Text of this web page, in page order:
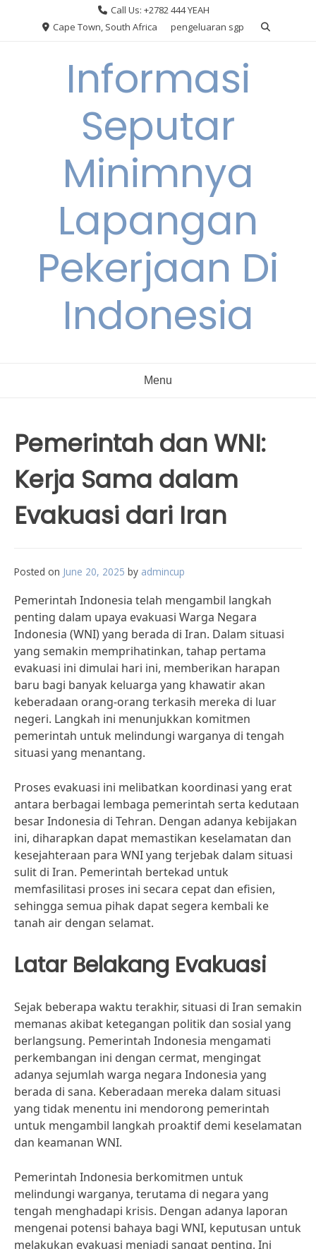
Call Us: +2782 444 YEAH
Cape Town, South Africa
pengeluaran sgp
Informasi
Seputar
Minimnya
Lapangan
Pekerjaan Di
Indonesia
Menu
Pemerintah dan WNI:
Kerja Sama dalam
Evakuasi dari Iran
Posted on June 20, 2025 by admincup
Pemerintah Indonesia telah mengambil langkah
penting dalam upaya evakuasi Warga Negara
Indonesia (WNI) yang berada di Iran. Dalam situasi
yang semakin memprihatinkan, tahap pertama
evakuasi ini dimulai hari ini, memberikan harapan
baru bagi banyak keluarga yang khawatir akan
keberadaan orang-orang terkasih mereka di luar
negeri. Langkah ini menunjukkan komitmen
pemerintah untuk melindungi warganya di tengah
situasi yang menantang.
Proses evakuasi ini melibatkan koordinasi yang erat
antara berbagai lembaga pemerintah serta kedutaan
besar Indonesia di Tehran. Dengan adanya kebijakan
ini, diharapkan dapat memastikan keselamatan dan
kesejahteraan para WNI yang terjebak dalam situasi
sulit di Iran. Pemerintah bertekad untuk
memfasilitasi proses ini secara cepat dan efisien,
sehingga semua pihak dapat segera kembali ke
tanah air dengan selamat.
Latar Belakang Evakuasi
Sejak beberapa waktu terakhir, situasi di Iran semakin
memanas akibat ketegangan politik dan sosial yang
berlangsung. Pemerintah Indonesia mengamati
perkembangan ini dengan cermat, mengingat
adanya sejumlah warga negara Indonesia yang
berada di sana. Keberadaan mereka dalam situasi
yang tidak menentu ini mendorong pemerintah
untuk mengambil langkah proaktif demi keselamatan
dan keamanan WNI.
Pemerintah Indonesia berkomitmen untuk
melindungi warganya, terutama di negara yang
tengah menghadapi krisis. Dengan adanya laporan
mengenai potensi bahaya bagi WNI, keputusan untuk
melakukan evakuasi menjadi sangat penting. Ini